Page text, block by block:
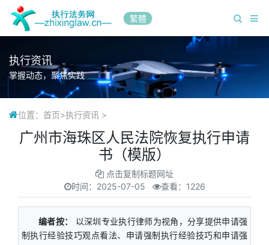
繁體
执行资讯
掌握动态，聚焦实践
位置： 首页>执行资讯 >
广州市海珠区人民法院恢复执行申请
书（模版）
点击复制标题网址
时间： 2025-07-05 查看：1226
编者按：
以深圳专业执行律师为视角，分享提供申请强
制执行经验技巧观点看法、申请强制执行经验技巧和申请强